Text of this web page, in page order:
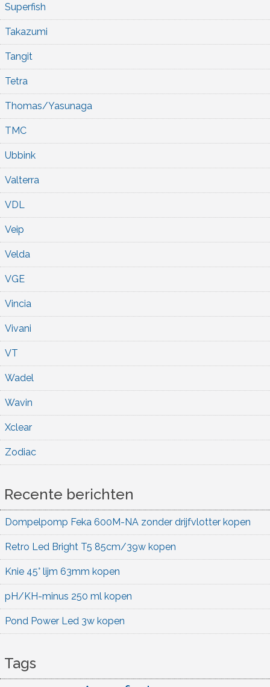
Superfish
Takazumi
Tangit
Tetra
Thomas/Yasunaga
TMC
Ubbink
Valterra
VDL
Veip
Velda
VGE
Vincia
Vivani
VT
Wadel
Wavin
Xclear
Zodiac
Recente berichten
Dompelpomp Feka 600M-NA zonder drijfvlotter kopen
Retro Led Bright T5 85cm/39w kopen
Knie 45° lijm 63mm kopen
pH/KH-minus 250 ml kopen
Pond Power Led 3w kopen
Tags